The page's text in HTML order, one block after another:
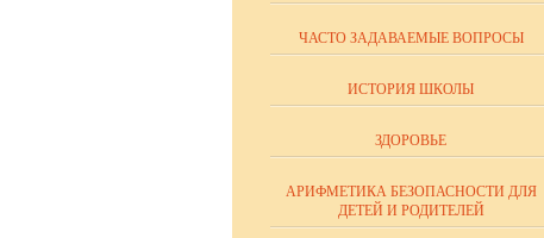
ЧАСТО ЗАДАВАЕМЫЕ ВОПРОСЫ
ИСТОРИЯ ШКОЛЫ
ЗДОРОВЬЕ
АРИФМЕТИКА БЕЗОПАСНОСТИ ДЛЯ
ДЕТЕЙ И РОДИТЕЛЕЙ